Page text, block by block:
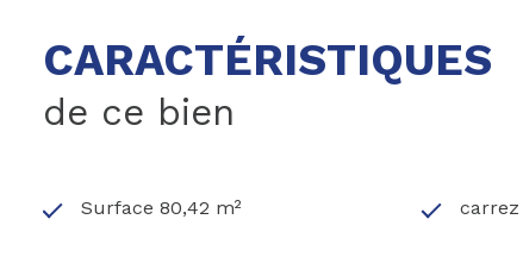
CARACTÉRISTIQUES
de ce bien
Surface 80,42 m² carrez